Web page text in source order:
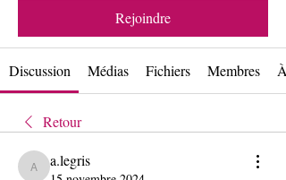
Rejoindre
Discussion Médias Fichiers Membres
Retour
a.legris
a.legris